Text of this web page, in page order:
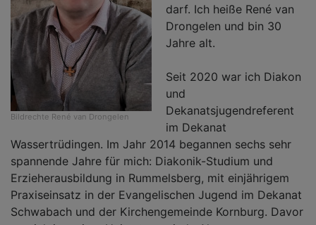
Bildrechte René van Drongelen
darf. Ich heiße René van
Drongelen und bin 30
Jahre alt.
Seit 2020 war ich Diakon
und
Dekanatsjugendreferent
im Dekanat
Wassertrüdingen. Im Jahr 2014 begannen sechs sehr
spannende Jahre für mich: Diakonik-Studium und
Erzieherausbildung in Rummelsberg, mit einjährigem
Praxiseinsatz in der Evangelischen Jugend im Dekanat
Schwabach und der Kirchengemeinde Kornburg. Davor